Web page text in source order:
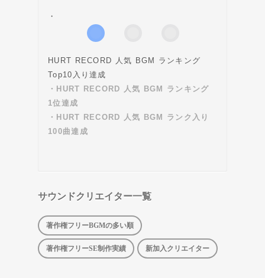
・
HURT RECORD 人気 BGM ランキング
Top10入り達成
・HURT RECORD 人気 BGM ランキング
1位達成
・HURT RECORD 人気 BGM ランク入り
100曲達成
サウンドクリエイター一覧
著作権フリーBGMの多い順
著作権フリーSE制作実績 新加入クリエイター